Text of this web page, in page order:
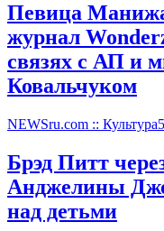
Певица Манижа
журнал
связях с АП и
Ковальчуком
NEWSru.com :: Культура
Брэд Питт
Анджелины
над детьми